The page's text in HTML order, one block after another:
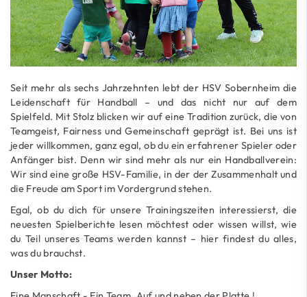
Seit mehr als sechs Jahrzehnten lebt der HSV Sobernheim die
Leidenschaft für Handball – und das nicht nur auf dem
Spielfeld. Mit Stolz blicken wir auf eine Tradition zurück, die von
Teamgeist, Fairness und Gemeinschaft geprägt ist. Bei uns ist
jeder willkommen, ganz egal, ob du ein erfahrener Spieler oder
Anfänger bist. Denn wir sind mehr als nur ein Handballverein:
Wir sind eine große HSV-Familie, in der der Zusammenhalt und
die Freude am Sport im Vordergrund stehen.
Egal, ob du dich für unsere Trainingszeiten interessierst, die
neuesten Spielberichte lesen möchtest oder wissen willst, wie
du Teil unseres Teams werden kannst – hier findest du alles,
was du brauchst.
Unser Motto: